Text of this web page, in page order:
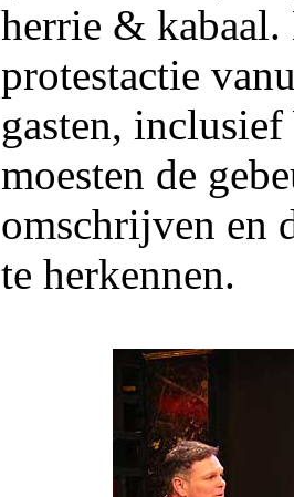
herrie & kabaal.
protestactie
gasten,
moesten de
omschrijven en
te herkennen.